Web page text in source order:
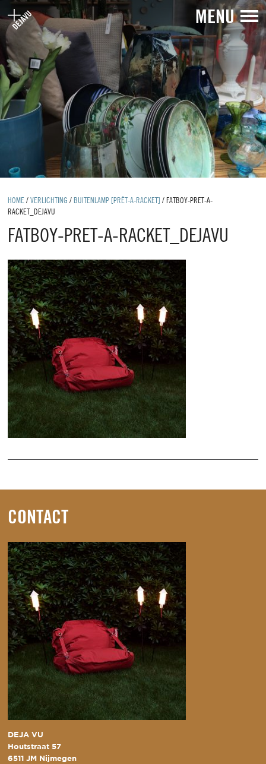
MENU
HOME /VERLICHTING / BUITENLAMP [PRÊT-A-RACKET] / FATBOY-PRET-A-
RACKET_DEJAVU
FATBOY-PRET-A-RACKET_DEJAVU
CONTACT
DEJA VU
Houtstraat 57
6511 JM Nijmegen